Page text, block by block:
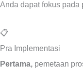
Anda dapat fokus pada
📋
Pra Implementasi
Pertama, pemetaan